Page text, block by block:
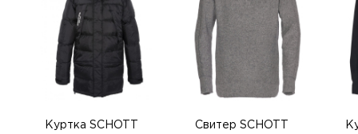
Куртка SCHOTT
Свитер SCHOTT